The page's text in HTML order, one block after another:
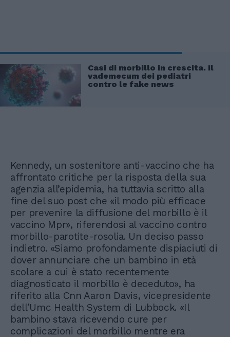
Casi di morbillo in crescita. Il
vademecum dei pediatri
contro le fake news
Kennedy, un sostenitore anti-vaccino che ha
affrontato critiche per la risposta della sua
agenzia all’epidemia, ha tuttavia scritto alla
fine del suo post che «il modo più efficace
per prevenire la diffusione del morbillo è il
vaccino Mpr», riferendosi al vaccino contro
morbillo-parotite-rosolia. Un deciso passo
indietro. «Siamo profondamente dispiaciuti di
dover annunciare che un bambino in età
scolare a cui è stato recentemente
diagnosticato il morbillo è deceduto», ha
riferito alla Cnn Aaron Davis, vicepresidente
dell’Umc Health System di Lubbock. «Il
bambino stava ricevendo cure per
complicazioni del morbillo mentre era